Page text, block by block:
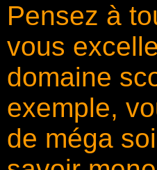
Pensez à
vous
domaine
exemple,
de méga